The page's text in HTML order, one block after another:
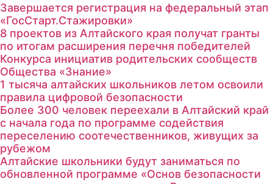
Завершается регистрация на федеральный этап
«ГосСтарт.Стажировки»
8 проектов из Алтайского края получат гранты
по итогам расширения перечня победителей
Конкурса инициатив родительских сообществ
Общества «Знание»
1 тысяча алтайских школьников летом освоили
правила цифровой безопасности
Более 300 человек переехали в Алтайский край
с начала года по программе содействия
переселению соотечественников, живущих за
рубежом
Алтайские школьники будут заниматься по
обновленной программе «Основ безопасности